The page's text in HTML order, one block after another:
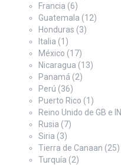
Francia (6)
Guatemala (12)
Honduras (3)
Italia (1)
México (17)
Nicaragua (13)
Panamá (2)
Perú (36)
Puerto Rico (1)
Reino Unido de GB e IN
Rusia (7)
Siria (3)
Tierra de Canaan (25)
Turquía (2)